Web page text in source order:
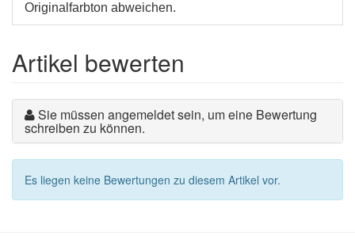
415
Originalfarbton abweichen.
Artikel bewerten
Sie müssen angemeldet sein, um eine Bewertung
schreiben zu können.
Es liegen keine Bewertungen zu diesem Artikel vor.